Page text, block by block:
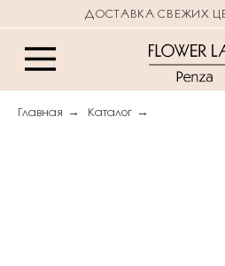
ДОСТАВКА СВЕЖИХ ЦВЕТОВ В ПЕНЗЕ
Главная → Каталог →